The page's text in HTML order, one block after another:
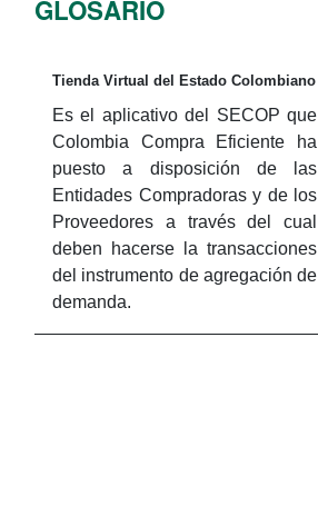
GLOSARIO
Tienda Virtual del Estado Colombiano
Es el aplicativo del SECOP que
Colombia Compra Eficiente ha
puesto a disposición de las
Entidades Compradoras y de los
Proveedores a través del cual
deben hacerse la transacciones
del instrumento de agregación de
demanda.